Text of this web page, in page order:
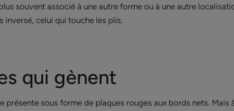
souvent associé à une autre forme ou à une autre
inversé, celui qui touche les plis.
qui gènent
présente sous forme de plaques rouges aux bords nets. Mais